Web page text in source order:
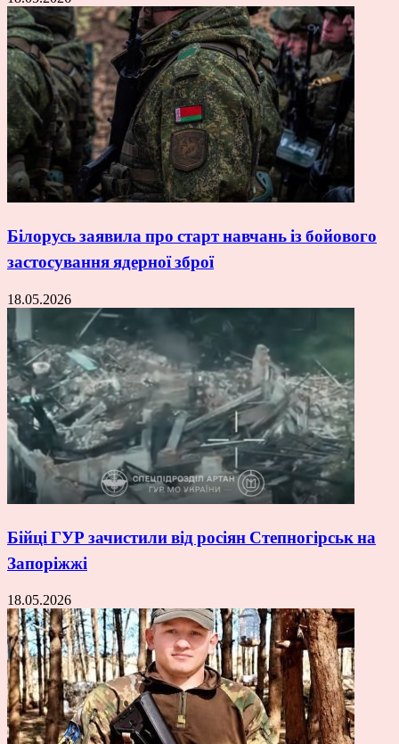
Білорусь заявила про старт навчань із бойового
застосування ядерної зброї
18.05.2026
Бійці ГУР зачистили від росіян Степногірськ на
Запоріжжі
18.05.2026